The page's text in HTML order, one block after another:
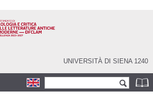
contenuto
principale
UNIVERSITÀ DI SIENA 1240
Form di ricerca